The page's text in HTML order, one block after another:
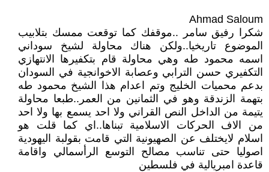
Ahmad Saloum
شكرا رفيق سامر ..موقفك كما توقعت ممسك بتلابيب
الموضوع تاريخيا..ولكن هناك محاولة لشيخ سوداني
اسمه محمود طه وهي محاولة قام بتكفيرها الانتهازي
التكفيري حسن الترابي وعصابة الاخوانجية في السودان
بدعم محميات الخليج وتم اعدام هذا الشيخ محمود طه
بتهمة الزندقة وهو في الثمانين من العمر..طبعا محاولة
يتيمة من الداخل النص القراني ولا احد يسمع بها ولا احد
من الاف الحركات الاسلامية تبناها..اي كما قلت هو
اسلام لايختلف عن الصهيونية التي قامت بقولبة اليهودية
اصوليا حتى تناسب مصالح التوسع الرأسمالي واقامة
قاعدة امبريالية في فلسطين